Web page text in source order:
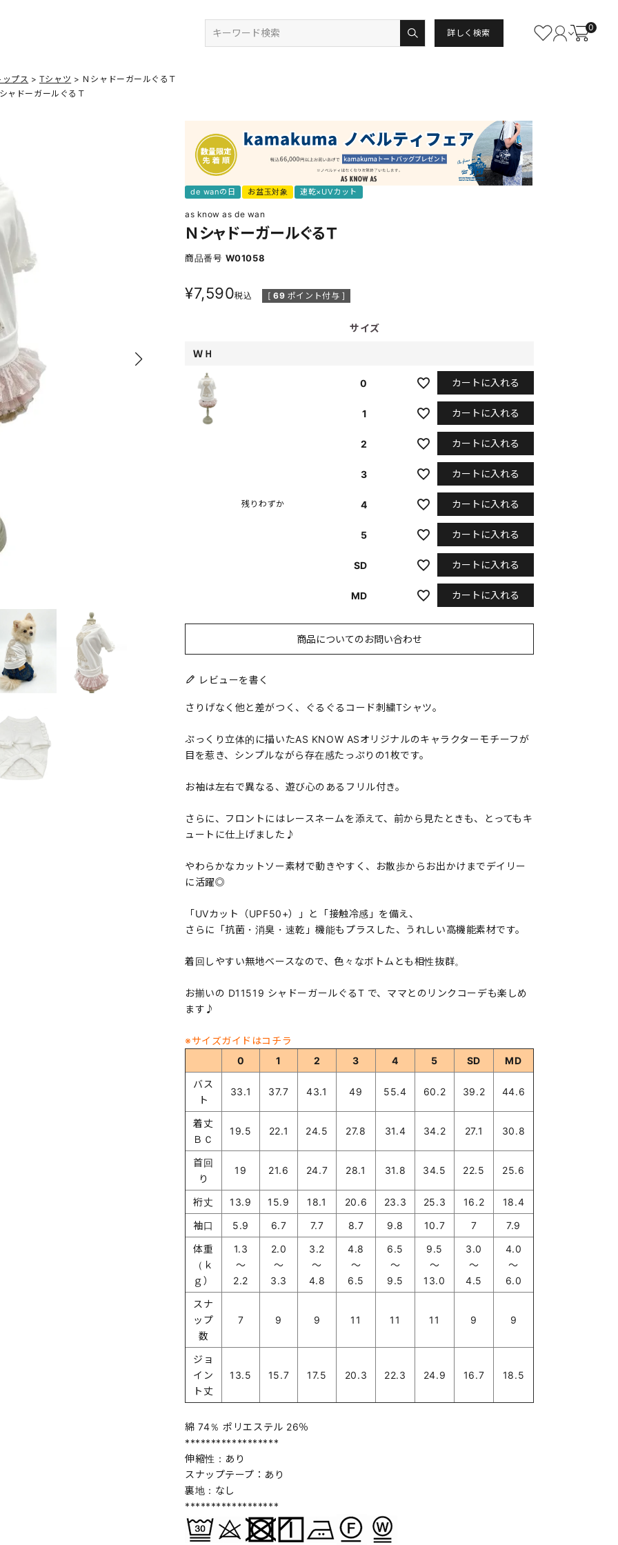
詳しく検索
0
ップス Tシャツ
ＮシャドーガールぐるＴ
ャドーガールぐるＴ
de wanの日 お盆玉対象 速乾×UVカット
as know as de wan
ＮシャドーガールぐるＴ
商品番号 W01058
¥7,590税込 [ 69 ポイント付与 ]
サイズ
ＷＨ
0 カートに入れる
1 カートに入れる
2 カートに入れる
3 カートに入れる
4
残りわずか カートに入れる
5 カートに入れる
SD カートに入れる
MD カートに入れる
商品についてのお問い合わせ
レビューを書く
さりげなく他と差がつく、ぐるぐるコード刺繍Tシャツ。
ぷっくり立体的に描いたAS KNOW ASオリジナルのキャラクターモチーフが
目を惹き、シンプルながら存在感たっぷりの1枚です。
お袖は左右で異なる、遊び心のあるフリル付き。
さらに、フロントにはレースネームを添えて、前から見たときも、とってもキ
ュートに仕上げました♪
やわらかなカットソー素材で動きやすく、お散歩からお出かけまでデイリー
に活躍◎
「UVカット（UPF50+）」と「接触冷感」を備え、
さらに「抗菌・消臭・速乾」機能もプラスした、うれしい高機能素材です。
着回しやすい無地ベースなので、色々なボトムとも相性抜群。
お揃いの D11519 シャドーガールぐるT で、ママとのリンクコーデも楽しめ
ます♪
※サイズガイドはコチラ
0
1 2 3 4 5 SD
MD
バス
ト
33.1 37.7 43.1 49 55.4 60.2 39.2 44.6
着丈
ＢＣ
19.5 22.1 24.5 27.8 31.4 34.2 27.1 30.8
首回
り
19 21.6 24.7 28.1 31.8 34.5 22.5 25.6
裄丈 13.9 15.9 18.1 20.6 23.3 25.3 16.2
18.4
袖口
5.9 6.7 7.7 8.7 9.8 10.7 7
7.9
体重
（ｋ
ｇ）
1.3
～
2.2
2.0
～
3.3
3.2
～
4.8
4.8
～
6.5
6.5
～
9.5
9.5
～
13.0
3.0
～
4.5
4.0
～
6.0
スナ
ップ
数
7 9 9 11 11 11 9 9
ジョ
イン
ト丈
13.5 15.7 17.5 20.3 22.3 24.9 16.7 18.5
綿 74％ ポリエステル 26％
******************
伸縮性：あり
スナップテープ：あり
裏地：なし
******************